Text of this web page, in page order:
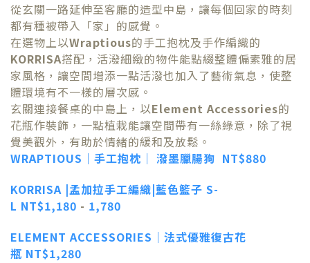
從玄關一路延伸至客廳的造型中島，讓每個回家的時刻
都有種被帶入「家」的感覺。
在選物上以Wraptious的手工抱枕及手作編織的
KORRISA搭配，活潑細緻的物件能點綴整體偏素雅的居
家風格，讓空間增添一點活潑也加入了藝術氣息，使整
體環境有不一樣的層次感。
玄關連接餐桌的中島上，以Element Accessories的
花瓶作裝飾，一點植栽能讓空間帶有一絲綠意，除了視
覺美觀外，有助於情緒的緩和及放鬆。
WRAPTIOUS｜手工抱枕｜ 潑墨臘腸狗 NT$880
KORRISA |孟加拉手工編織|藍色籃子 S-
L NT$1,180 - 1,780
ELEMENT ACCESSORIES｜法式優雅復古花
瓶 NT$1,280